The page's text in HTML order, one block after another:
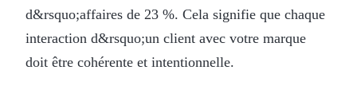
d&rsquo;affaires de 23 %. Cela signifie que chaque
interaction d&rsquo;un client avec votre marque
doit être cohérente et intentionnelle.